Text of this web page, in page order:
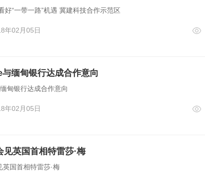
好“一带一路”机遇 冀建科技合作示范区
年02月05日
缅甸银行达成合作意向
甸银行达成合作意向
年02月05日
见英国首相特雷莎·梅
英国首相特雷莎·梅